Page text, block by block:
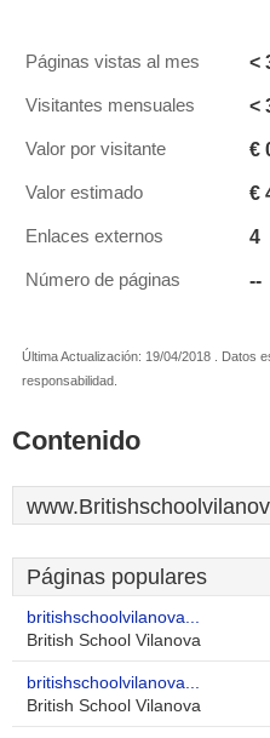
Páginas vistas al mes <
Visitantes mensuales <
Valor por visitante €
Valor estimado €
Enlaces externos 4
Número de páginas --
Última Actualización: 19/04/2018 . Datos
responsabilidad.
Contenido
Páginas populares
britishschoolvilanova...
British School Vilanova
britishschoolvilanova...
British School Vilanova